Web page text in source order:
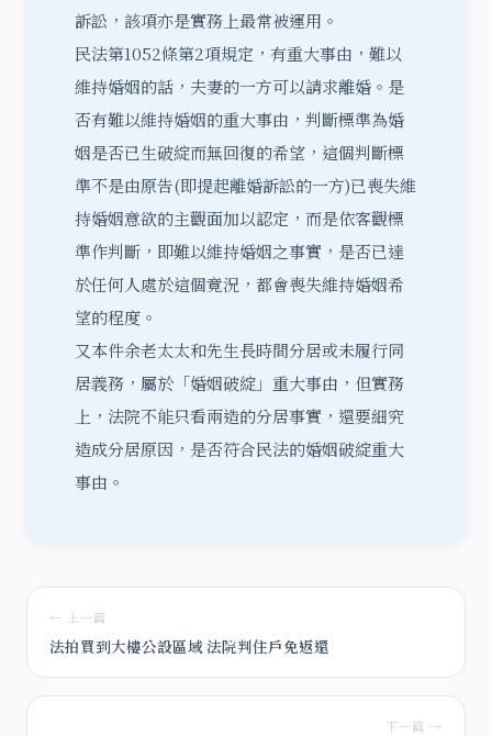
訴訟，該項亦是實務上最常被運用。
民法第1052條第2項規定，有重大事由，難以
維持婚姻的話，夫妻的一方可以請求離婚。是
否有難以維持婚姻的重大事由，判斷標準為婚
姻是否已生破綻而無回復的希望，這個判斷標
準不是由原告(即提起離婚訴訟的一方)已喪失維
持婚姻意欲的主觀面加以認定，而是依客觀標
準作判斷，即難以維持婚姻之事實，是否已達
於任何人處於這個竟況，都會喪失維持婚姻希
望的程度。
又本件余老太太和先生長時間分居或未履行同
居義務，屬於「婚姻破綻」重大事由，但實務
上，法院不能只看兩造的分居事實，還要細究
造成分居原因，是否符合民法的婚姻破綻重大
事由。
← 上一篇
法拍買到大樓公設區域 法院判住戶免返還
下一篇 →